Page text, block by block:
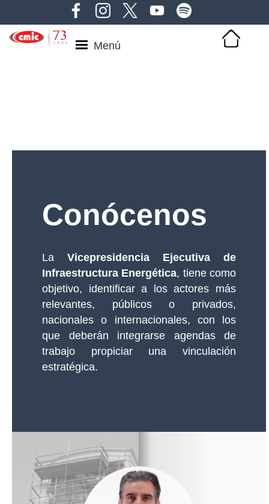
Menú
Conócenos
La Vicepresidencia Ejecutiva de
Infraestructura Energética, tiene como
objetivo, identificar a los actores más
relevantes, públicos o privados,
nacionales o internacionales, con los
que deberán integrarse agendas de
trabajo propiciar una vinculación
estratégica.